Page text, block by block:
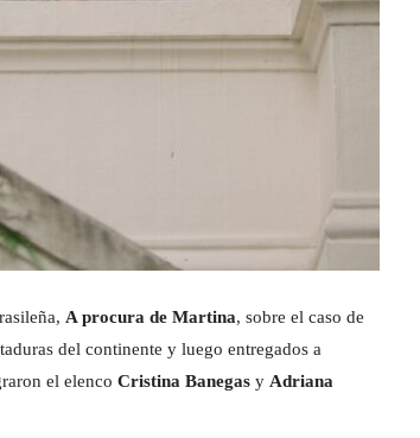
A procura de Martina, sobre el caso de
del continente y luego entregados a
el elenco Cristina Banegas y Adriana